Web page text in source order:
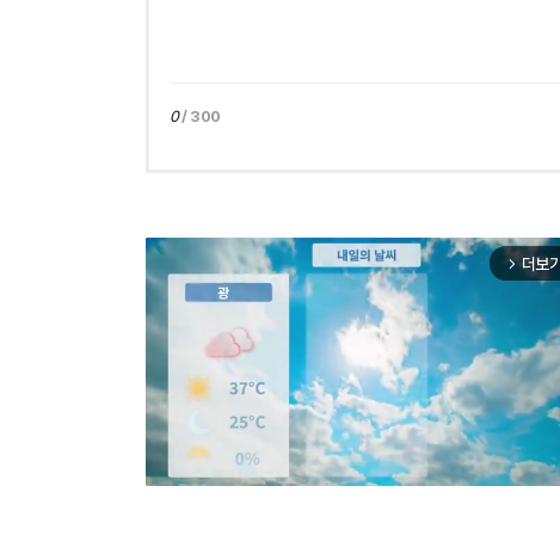
0/ 300
arrow_forward_ios 더보기